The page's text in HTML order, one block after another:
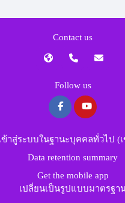
Contact us
Follow us
ข้าสู่ระบบในฐานะบุคคลทั่วไป (
Data retention summary
Get the mobile app
เปลี่ยนเป็นรูปแบบมาตรฐา